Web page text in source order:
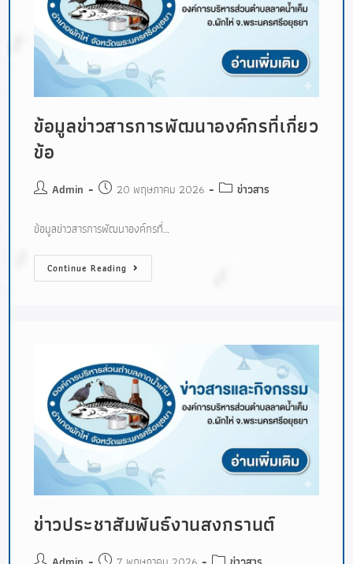
ข้อมูลข่าวสารการพัฒนาองค์กรที่เกี่ยว
ข้อ
Admin 20 พฤษภาคม 2026 ข่าวสาร
ข้อมูลข่าวสารการพัฒนาองค์กรที่…
Continue Reading
ข่าวประชาสัมพันธ์งานสงกรานต์